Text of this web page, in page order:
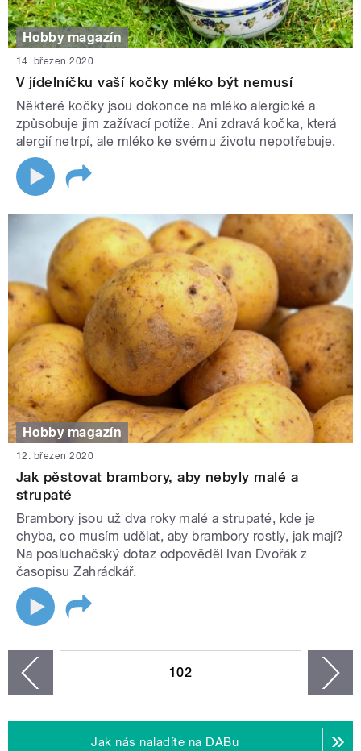
Hobby magazín
14. březen 2020
V jídelníčku vaší kočky mléko být nemusí
Některé kočky jsou dokonce na mléko alergické a
způsobuje jim zažívací potíže. Ani zdravá kočka, která
alergií netrpí, ale mléko ke svému životu nepotřebuje.
Hobby magazín
12. březen 2020
Jak pěstovat brambory, aby nebyly malé a
strupaté
Brambory jsou už dva roky malé a strupaté, kde je
chyba, co musím udělat, aby brambory rostly, jak mají?
Na posluchačský dotaz odpověděl Ivan Dvořák z
časopisu Zahrádkář.
102
Jak nás naladíte na DABu